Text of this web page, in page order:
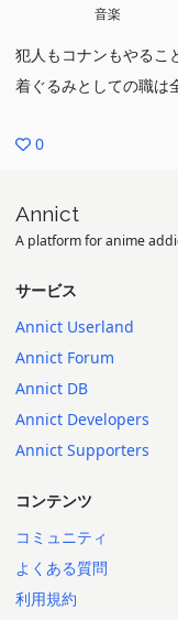
音楽
犯人もコナンもやるこ
着ぐるみとしての職
0
Annict
A platform for anime
サービス
Annict Userland
Annict Forum
Annict DB
Annict Developers
Annict Supporters
コンテンツ
コミュニティ
よくある質問
利用規約